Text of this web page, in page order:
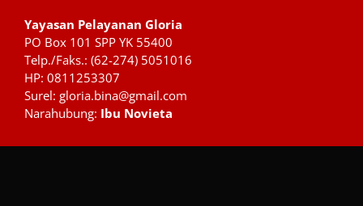
Yayasan Pelayanan Gloria
PO Box 101 SPP YK 55400
Telp./Faks.: (62-274) 5051016
HP: 0811253307
Surel: gloria.bina@gmail.com
Narahubung: Ibu Novieta